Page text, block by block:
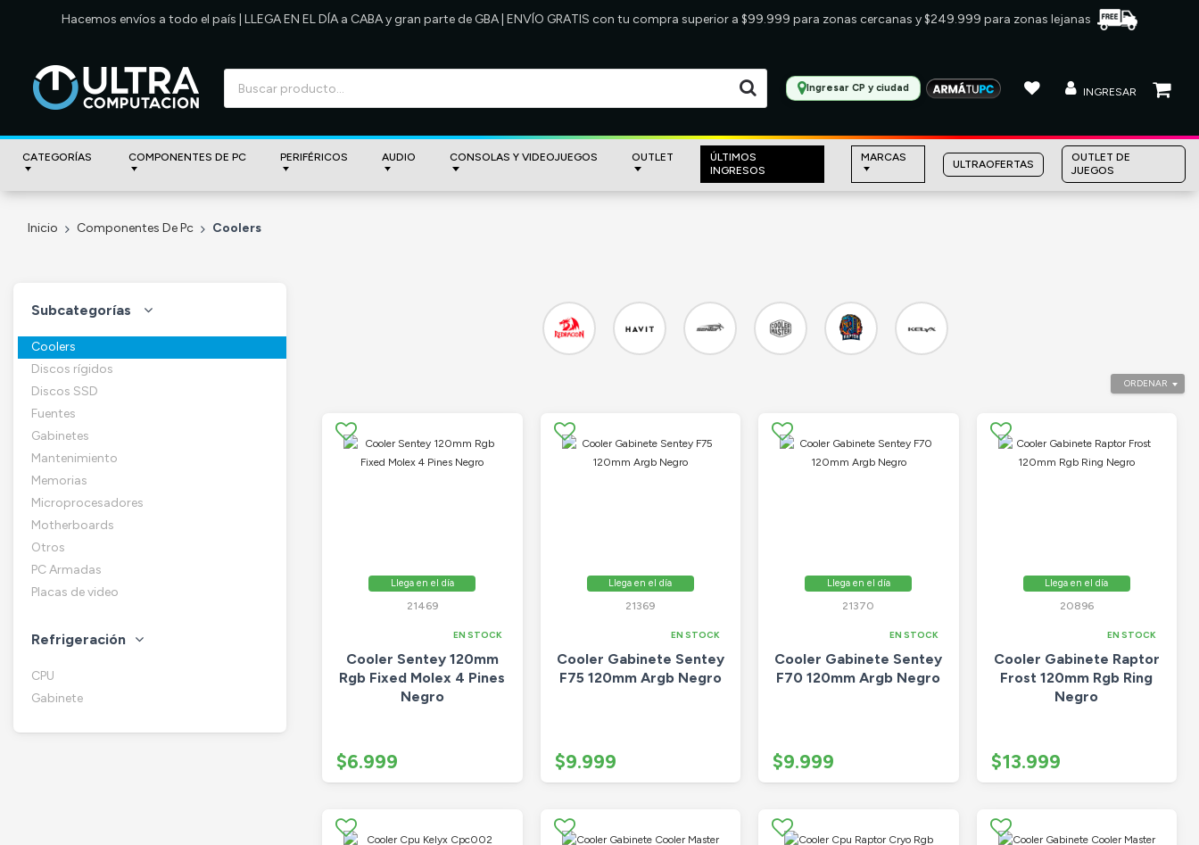
Hacemos envíos a todo el país | LLEGA EN EL DÍA a CABA y gran parte de GBA | ENVÍO GRATIS con tu compra superior a $99.999 para zonas cercanas y $249.999 para zonas lejanas
Ingresar CP y ciudad INGRESAR
CATEGORÍAS COMPONENTES DE PC PERIFÉRICOS AUDIO CONSOLAS Y VIDEOJUEGOS OUTLET
ÚLTIMOS
INGRESOS
MARCAS
ULTRAOFERTAS
OUTLET DE
JUEGOS
Inicio Componentes De Pc Coolers
Subcategorías
Coolers
Discos rígidos
Discos SSD
Fuentes
Gabinetes
Mantenimiento
Memorias
Microprocesadores
Motherboards
Otros
PC Armadas
Placas de video
Refrigeración
CPU
Gabinete
ORDENAR
Llega en el día
21469
EN STOCK
Cooler Sentey 120mm
Rgb Fixed Molex 4 Pines
Negro
$6.999
Llega en el día
21369
EN STOCK
Cooler Gabinete Sentey
F75 120mm Argb Negro
$9.999
Llega en el día
21370
EN STOCK
Cooler Gabinete Sentey
F70 120mm Argb Negro
$9.999
Llega en el día
20896
EN STOCK
Cooler Gabinete Raptor
Frost 120mm Rgb Ring
Negro
$13.999